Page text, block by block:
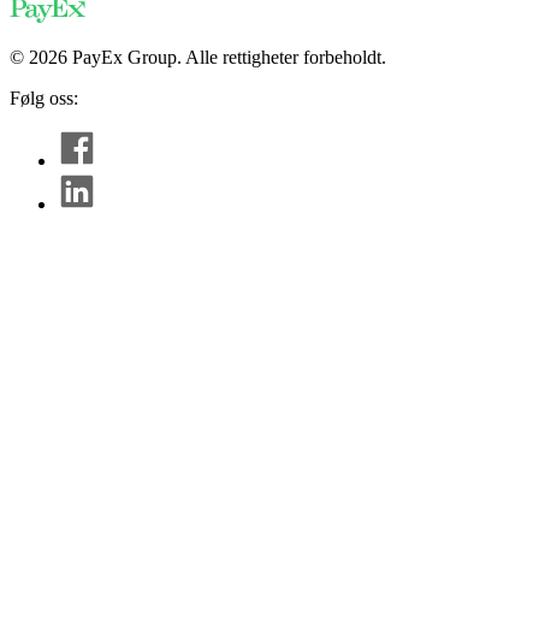
© 2026 PayEx Group. Alle rettigheter forbeholdt.
Følg oss: